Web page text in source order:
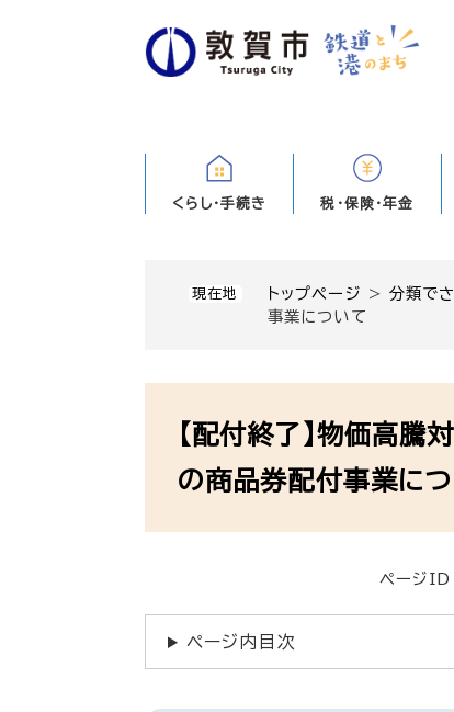
くらし・手続き 税・保険・年金
現在地 トップページ >分類で
事業について
【配付終了】物価高
の商品券配付事業に
ページ
ページ内目次